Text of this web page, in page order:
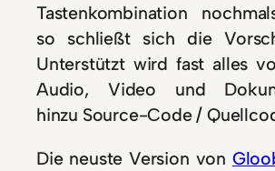
Tastenkombination
so schließt sich die
Unterstützt wird fast alles
Audio, Video und
hinzu Source-Code /
Die neuste Version von